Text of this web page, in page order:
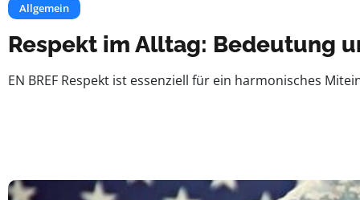
Allgemein
Respekt im Alltag: Bedeutung
EN BREF Respekt ist essenziell für ein harmonisches